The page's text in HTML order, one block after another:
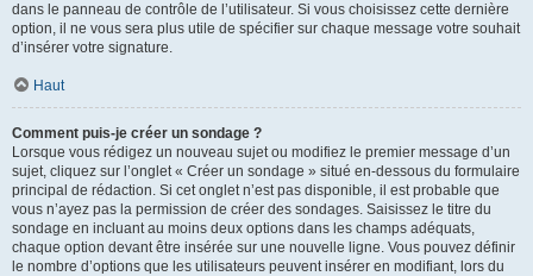
dans le panneau de contrôle de l’utilisateur. Si vous choisissez cette dernière
option, il ne vous sera plus utile de spécifier sur chaque message votre souhait
d’insérer votre signature.
Haut
Comment puis-je créer un sondage ?
Lorsque vous rédigez un nouveau sujet ou modifiez le premier message d’un
sujet, cliquez sur l’onglet « Créer un sondage » situé en-dessous du formulaire
principal de rédaction. Si cet onglet n’est pas disponible, il est probable que
vous n’ayez pas la permission de créer des sondages. Saisissez le titre du
sondage en incluant au moins deux options dans les champs adéquats,
chaque option devant être insérée sur une nouvelle ligne. Vous pouvez définir
le nombre d’options que les utilisateurs peuvent insérer en modifiant, lors du